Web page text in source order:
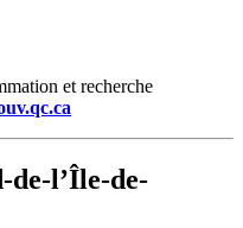
et recherche
de-l’Île-de-